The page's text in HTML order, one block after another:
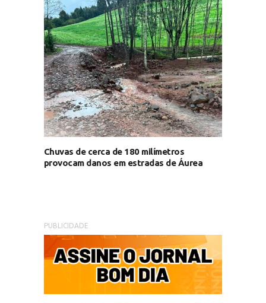
Chuvas de cerca de 180 milímetros
provocam danos em estradas de Áurea
PUBLICIDADE